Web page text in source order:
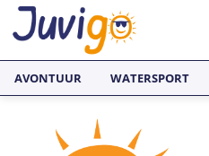
ACTIVITEITEN
AVONTUUR WATERSPORT